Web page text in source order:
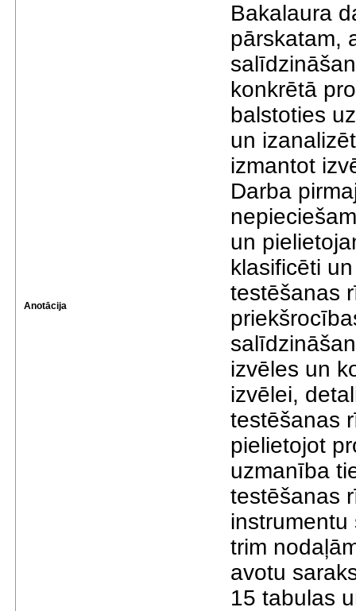
Anotācija
Bakalaura
pārskatam,
konkrētā
balstoties
un
izmantot
Darba
un
klasificēti
testēšanas
izvēles un
izvēlei,
testēšanas
pielietojot
uzmanība
testēšanas
trim
avotu
15 tabulas